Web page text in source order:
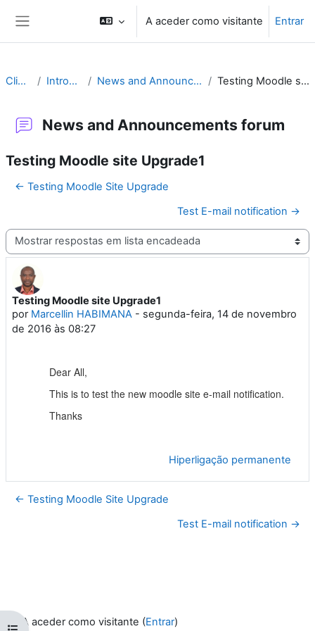
A aceder como visitante Entrar
Climsoft Introduction News and Announcements forum Testing Moodle site Upgrade1
News and Announcements forum
Testing Moodle site Upgrade1
← Testing Moodle Site Upgrade
Test E-mail notification →
Modo de visualização
Testing Moodle site Upgrade1
por Marcellin HABIMANA - segunda-feira, 14 de novembro
de 2016 às 08:27
Número de respostas: 0
Dear All,
This is to test the new moodle site e-mail notification.
Thanks
Hiperligação permanente
← Testing Moodle Site Upgrade
Test E-mail notification →
A aceder como visitante (Entrar)